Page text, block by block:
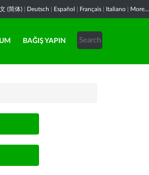
(简体) Deutsch Español Français Italiano More...
BAĞIŞ YAPIN